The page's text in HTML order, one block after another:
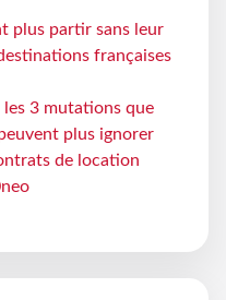
plus partir sans leur
françaises
les 3 mutations que
plus ignorer
de location